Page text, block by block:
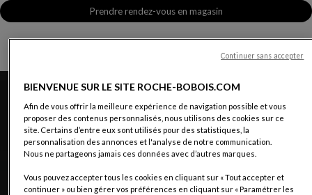
Prendre rendez-vous en magasin
BIENVENUE SUR LE SITE ROCHE-BOBOIS.COM
Afin de vous offrir la meilleure expérience de navigation possible et vous
proposer des contenus personnalisés, nous utilisons des cookies sur ce
site. Certains d’entre eux sont utilisés pour des statistiques, la
personnalisation des annonces et l'analyse de notre communication.
Nous ne partageons jamais ces données avec d’autres marques.
Vous pouvez accepter tous les cookies en cliquant sur « Tout accepter et
continuer » ou bien gérer vos préférences en cliquant sur « Paramétrer les
Continuer sans accepter